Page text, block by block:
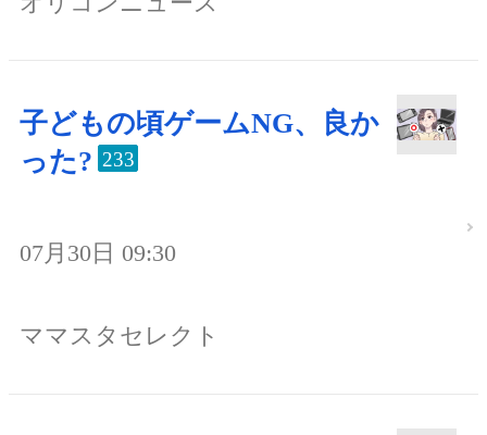
子どもの頃ゲームNG、良か
った? 233
07月30日 09:30
ママスタセレクト